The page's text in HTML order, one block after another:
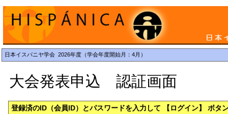
日本イスパニヤ学会 2026年度（学会年度開始月：4月）
大会発表申込 認証画面
登録済のID（会員ID）とパスワードを入力して 【ログイン】 ボタ